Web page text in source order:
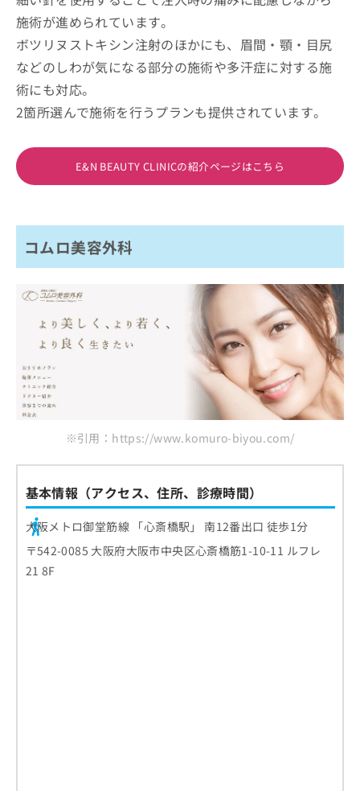
施術が進められています。
ボツリヌストキシン注射のほかにも、眉間・顎・目尻
などのしわが気になる部分の施術や多汗症に対する施
術にも対応。
2箇所選んで施術を行うプランも提供されています。
E&N BEAUTY CLINICの紹介ページはこちら
コムロ美容外科
※引用：https://www.komuro-biyou.com/
基本情報（アクセス、住所、診療時間）
大阪メトロ御堂筋線 「心斎橋駅」 南12番出口 徒歩1分
〒542-0085 大阪府大阪市中央区心斎橋筋1-10-11 ルフレ
21 8F